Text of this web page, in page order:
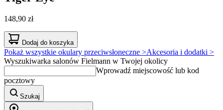
148,90 zł
Dodaj do koszyka
Pokaż wszystkie okulary przeciwsłoneczne >Akcesoria i dodatki >
Wyszukiwarka salonów Fielmann w Twojej okolicy
Wprowadź miejscowość lub kod
pocztowy
Szukaj